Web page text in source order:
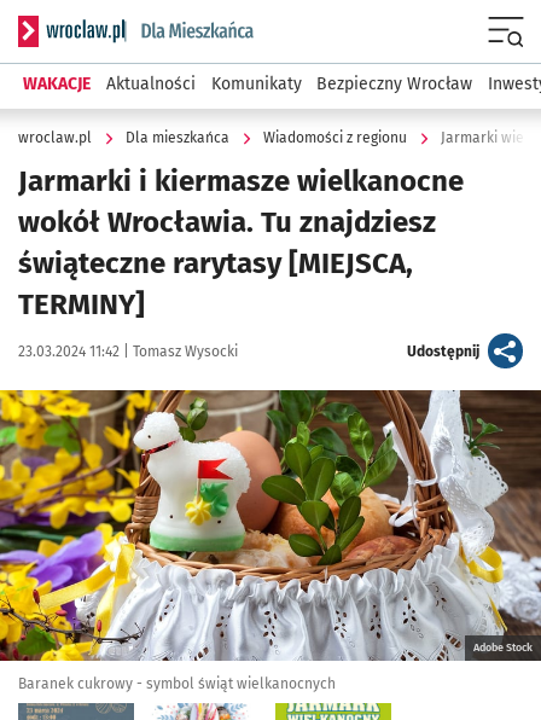
Serwis informacyjny wroclaw.pl podserwis: Dla mieszkańca
WAKACJE Aktualności Komunikaty Bezpieczny Wrocław
wroclaw.pl Dla mieszkańca Wiadomości z regionu Jarmarki
Jarmarki i kiermasze wielkanocne
wokół Wrocławia. Tu znajdziesz
świąteczne rarytasy [MIEJSCA,
TERMINY]
Data publikacji:
23.03.2024 11:42 | Autor:
Tomasz Wysocki Udostępnijartykuł
Kliknij, aby zobaczyć galerię
Adobe Stock
Baranek cukrowy - symbol świąt wielkanocnych